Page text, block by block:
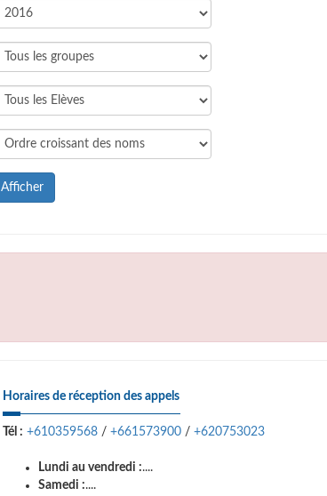
Afficher
Horaires de réception des appels
Tél : +610359568 / +661573900 / +620753023
Lundi au vendredi :....
Samedi :....